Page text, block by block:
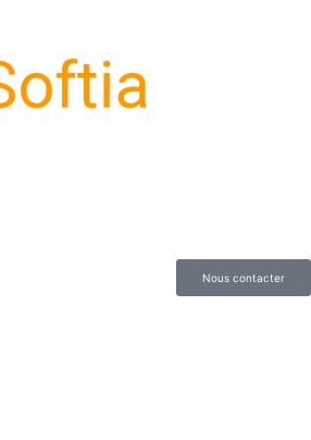
Nous contacter